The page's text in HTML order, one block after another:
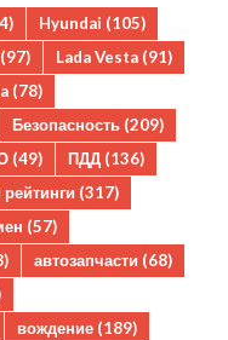
Hyundai (105)
(97) Lada Vesta (91)
(78)
Безопасность (209)
(49) ПДД (136)
рейтинги (317)
(57)
автозапчасти (68)
вождение (189)